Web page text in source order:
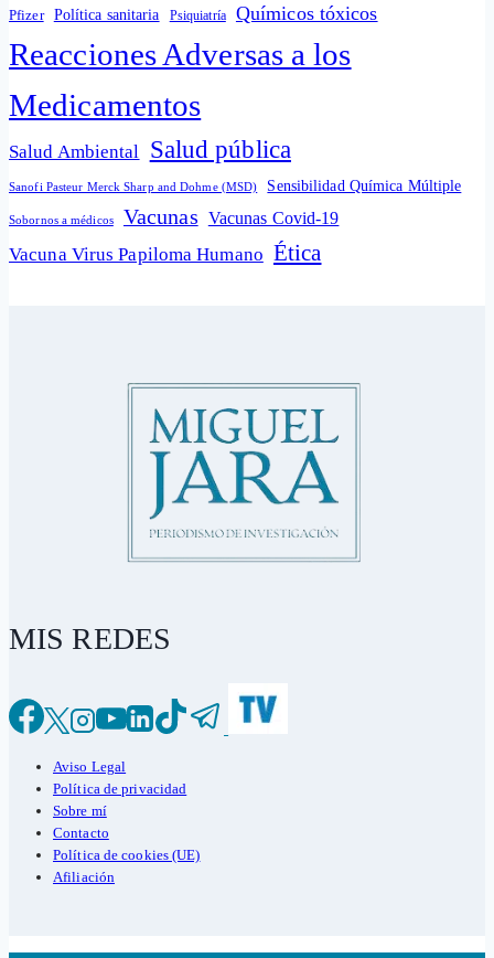
Pfizer Política sanitaria Psiquiatría Químicos tóxicos
Reacciones Adversas a los
Medicamentos
Salud Ambiental Salud pública
Sanofi Pasteur Merck Sharp and Dohme (MSD) Sensibilidad Química Múltiple
Sobornos a médicos Vacunas Vacunas Covid-19
Vacuna Virus Papiloma Humano Ética
MIS REDES
Aviso Legal
Política de privacidad
Sobre mí
Contacto
Política de cookies (UE)
Afiliación